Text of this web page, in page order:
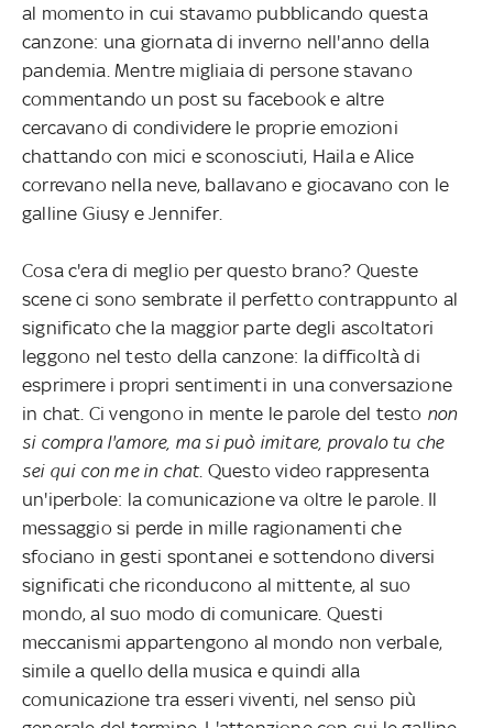
al momento in cui stavamo pubblicando questa
canzone: una giornata di inverno nell'anno della
pandemia. Mentre migliaia di persone stavano
commentando un post su facebook e altre
cercavano di condividere le proprie emozioni
chattando con mici e sconosciuti, Haila e Alice
correvano nella neve, ballavano e giocavano con le
galline Giusy e Jennifer.
Cosa c'era di meglio per questo brano? Queste
scene ci sono sembrate il perfetto contrappunto al
significato che la maggior parte degli ascoltatori
leggono nel testo della canzone: la difficoltà di
esprimere i propri sentimenti in una conversazione
in chat. Ci vengono in mente le parole del testo non
si compra l'amore, ma si può imitare, provalo tu che
sei qui con me in chat. Questo video rappresenta
un'iperbole: la comunicazione va oltre le parole. Il
messaggio si perde in mille ragionamenti che
sfociano in gesti spontanei e sottendono diversi
significati che riconducono al mittente, al suo
mondo, al suo modo di comunicare. Questi
meccanismi appartengono al mondo non verbale,
simile a quello della musica e quindi alla
comunicazione tra esseri viventi, nel senso più